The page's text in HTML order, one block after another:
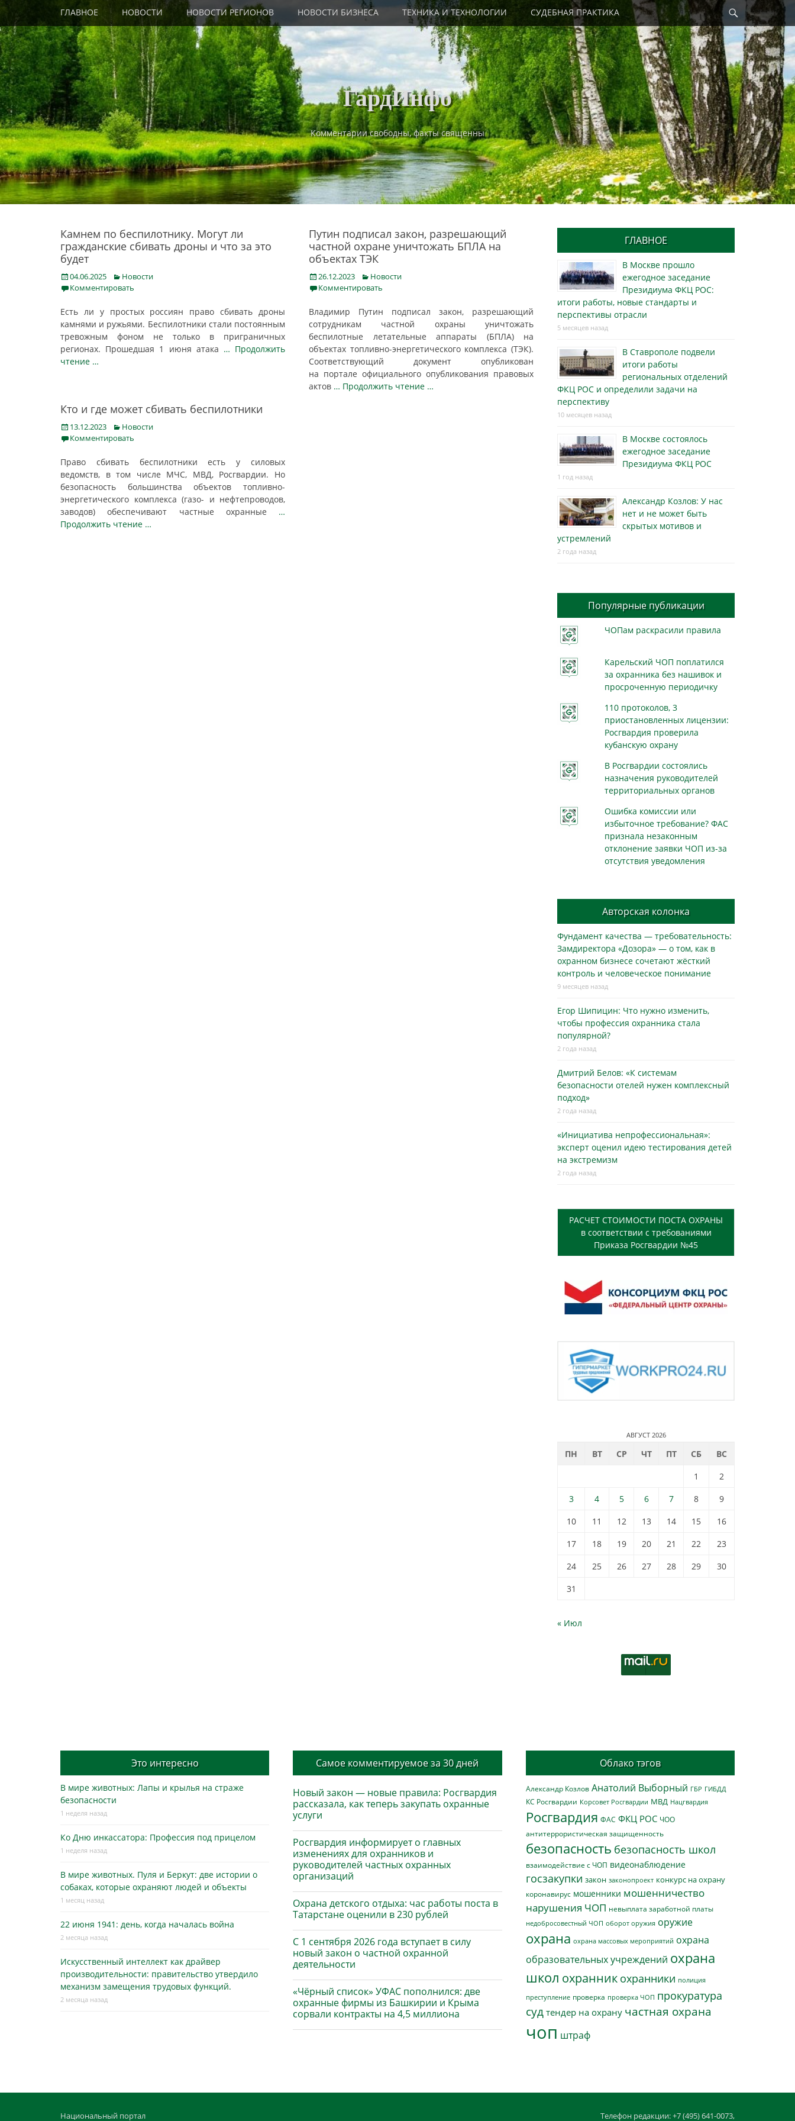
Skip
content
Primary Menu
ГЛАВНОЕ НОВОСТИ НОВОСТИ РЕГИОНОВ НОВОСТИ БИЗНЕСА ТЕХНИКА И ТЕХНОЛОГИИ СУДЕБНАЯ ПРАКТИКА
Найти
ГардИнфо
Комментарии свободны, факты священны
Камнем по беспилотнику. Могут ли
гражданские сбивать дроны и что за это
будет
Posted
on
04.06.2025 Categories
Новости
Комментировать
Есть ли у простых россиян право сбивать дроны
камнями и ружьями. Беспилотники стали постоянным
тревожным фоном не только в приграничных
регионах. Прошедшая 1 июня атака … Продолжить
чтение …
Путин подписал закон, разрешающий
частной охране уничтожать БПЛА на
объектах ТЭК
Posted
on
26.12.2023 Categories
Новости
Комментировать
Владимир Путин подписал закон, разрешающий
сотрудникам частной охраны уничтожать
беспилотные летательные аппараты (БПЛА) на
объектах топливно-энергетического комплекса (ТЭК).
Соответствующий документ опубликован
на портале официального опубликования правовых
актов … Продолжить чтение …
Кто и где может сбивать беспилотники
Posted
on
13.12.2023 Categories
Новости
Комментировать
Право сбивать беспилотники есть у силовых
ведомств, в том числе МЧС, МВД, Росгвардии. Но
безопасность большинства объектов топливно-
энергетического комплекса (газо- и нефтепроводов,
заводов) обеспечивают частные охранные …
Продолжить чтение …
ГЛАВНОЕ
В Москве прошло
ежегодное заседание
Президиума ФКЦ РОС:
итоги работы, новые стандарты и
перспективы отрасли
5 месяцев назад
В Ставрополе подвели
итоги работы
региональных отделений
ФКЦ РОС и определили задачи на
перспективу
10 месяцев назад
В Москве состоялось
ежегодное заседание
Президиума ФКЦ РОС
1 год назад
Александр Козлов: У нас
нет и не может быть
скрытых мотивов и
устремлений
2 года назад
Популярные публикации
ЧОПам раскрасили правила
Карельский ЧОП поплатился
за охранника без нашивок и
просроченную периодичку
110 протоколов, 3
приостановленных лицензии:
Росгвардия проверила
кубанскую охрану
В Росгвардии состоялись
назначения руководителей
территориальных органов
Ошибка комиссии или
избыточное требование? ФАС
признала незаконным
отклонение заявки ЧОП из-за
отсутствия уведомления
Авторская колонка
Фундамент качества — требовательность:
Замдиректора «Дозора» — о том, как в
охранном бизнесe сочетают жёсткий
контроль и человеческое понимание
9 месяцев назад
Егор Шипицин: Что нужно изменить,
чтобы профессия охранника стала
популярной?
2 года назад
Дмитрий Белов: «К системам
безопасности отелей нужен комплексный
подход»
2 года назад
«Инициатива непрофессиональная»:
эксперт оценил идею тестирования детей
на экстремизм
2 года назад
РАСЧЕТ СТОИМОСТИ ПОСТА ОХРАНЫ
в соответствии с требованиями
Приказа Росгвардии №45
АВГУСТ 2026
ПН ВТ СР ЧТ ПТ СБ
ВС
1
2
3
4 5 6 7 8
9
10
11 12 13 14 15
16
17
18 19 20 21 22
23
24
25 26 27 28 29
30
31
« Июл
Это интересно
В мире животных: Лапы и крылья на страже
безопасности
1 неделя назад
Ко Дню инкассатора: Профессия под прицелом
1 неделя назад
В мире животных. Пуля и Беркут: две истории о
собаках, которые охраняют людей и объекты
1 месяц назад
22 июня 1941: день, когда началась война
2 месяца назад
Искусственный интеллект как драйвер
производительности: правительство утвердило
механизм замещения трудовых функций.
2 месяца назад
Самое комментируемое за 30 дней
Новый закон — новые правила: Росгвардия
рассказала, как теперь закупать охранные
услуги
Росгвардия информирует о главных
изменениях для охранников и
руководителей частных охранных
организаций
Охрана детского отдыха: час работы поста в
Татарстане оценили в 230 рублей
С 1 сентября 2026 года вступает в силу
новый закон о частной охранной
деятельности
«Чёрный список» УФАС пополнился: две
охранные фирмы из Башкирии и Крыма
сорвали контракты на 4,5 миллиона
Облако тэгов
Александр Козлов Анатолий Выборный ГБР ГИБДД
КС Росгвардии Корсовет Росгвардии МВД Нацгвардия
Росгвардия ФАС ФКЦ РОС ЧОО
антитеррористическая защищенность
безопасность безопасность школ
взаимодействие с ЧОП видеонаблюдение
госзакупки закон законопроект конкурс на охрану
коронавирус мошенники мошенничество
нарушения ЧОП невыплата заработной платы
недобросовестный ЧОП оборот оружия оружие
охрана охрана массовых мероприятий охрана
образовательных учреждений охрана
школ охранник охранники полиция
преступление проверка проверка ЧОП прокуратура
суд тендер на охрану частная охрана
чоп штраф
Национальный портал Телефон редакции: +7 (495) 641-0073,